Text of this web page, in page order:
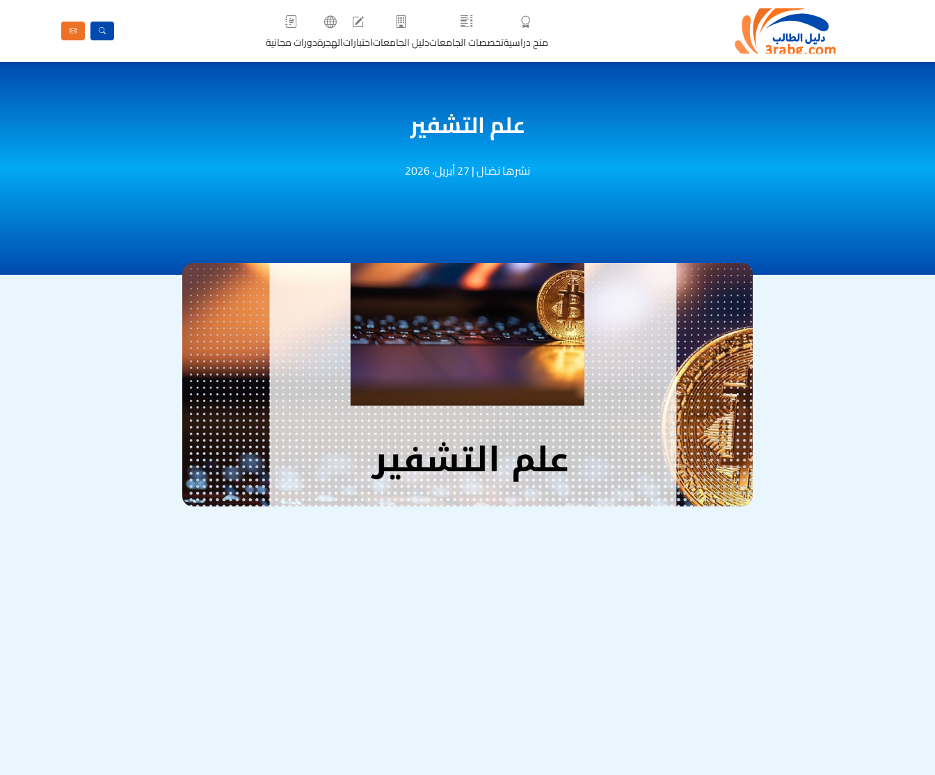
منح دراسيةتخصصات الجامعاتدليل الجامعاتاختباراتالهجرةدورات مجانية
علم التشفير
نشرها نضال|27 أبريل، 2026